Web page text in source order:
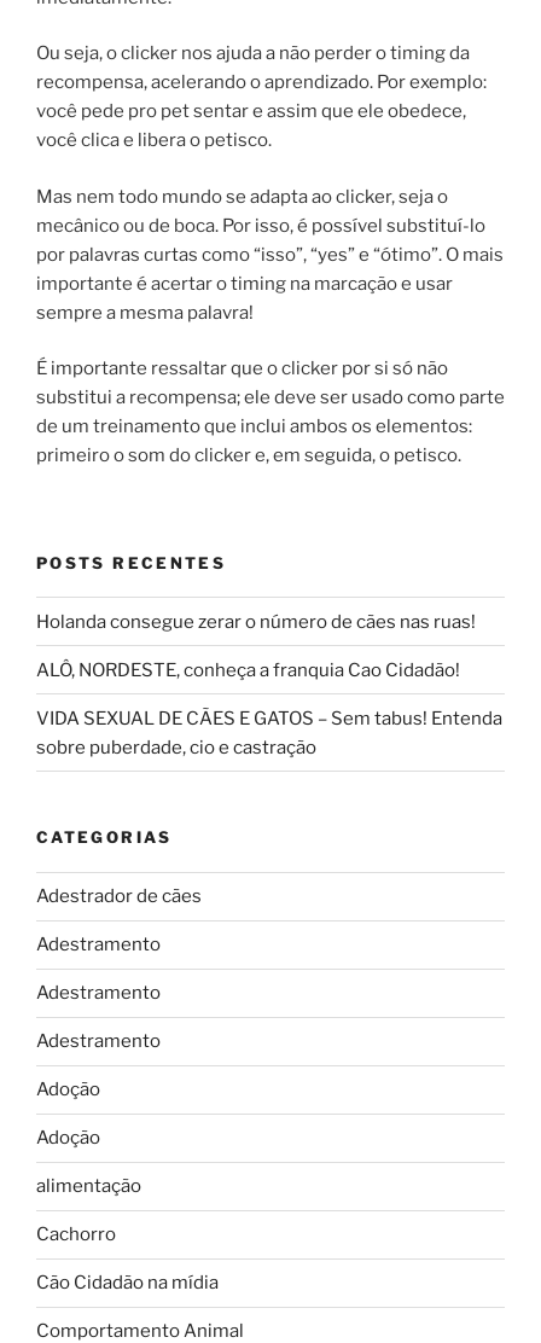
Ou seja, o clicker nos ajuda a não perder o timing da
recompensa, acelerando o aprendizado. Por exemplo:
você pede pro pet sentar e assim que ele obedece,
você clica e libera o petisco.
Mas nem todo mundo se adapta ao clicker, seja o
mecânico ou de boca. Por isso, é possível substituí-lo
por palavras curtas como “isso”, “yes” e “ótimo”. O mais
importante é acertar o timing na marcação e usar
sempre a mesma palavra!
É importante ressaltar que o clicker por si só não
substitui a recompensa; ele deve ser usado como parte
de um treinamento que inclui ambos os elementos:
primeiro o som do clicker e, em seguida, o petisco.
POSTS RECENTES
Holanda consegue zerar o número de cães nas ruas!
ALÔ, NORDESTE, conheça a franquia Cao Cidadão!
VIDA SEXUAL DE CÃES E GATOS – Sem tabus! Entenda
sobre puberdade, cio e castração
CATEGORIAS
Adestrador de cães
Adestramento
Adestramento
Adestramento
Adoção
Adoção
alimentação
Cachorro
Cão Cidadão na mídia
Comportamento Animal